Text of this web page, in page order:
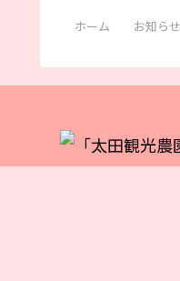
ホーム お知らせ